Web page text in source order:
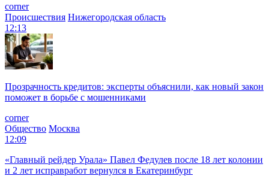
corner
Происшествия Нижегородская область
12:13
Прозрачность кредитов: эксперты объяснили, как новый закон
поможет в борьбе с мошенниками
corner
Общество Москва
12:09
«Главный рейдер Урала» Павел Федулев после 18 лет колонии
и 2 лет исправработ вернулся в Екатеринбург